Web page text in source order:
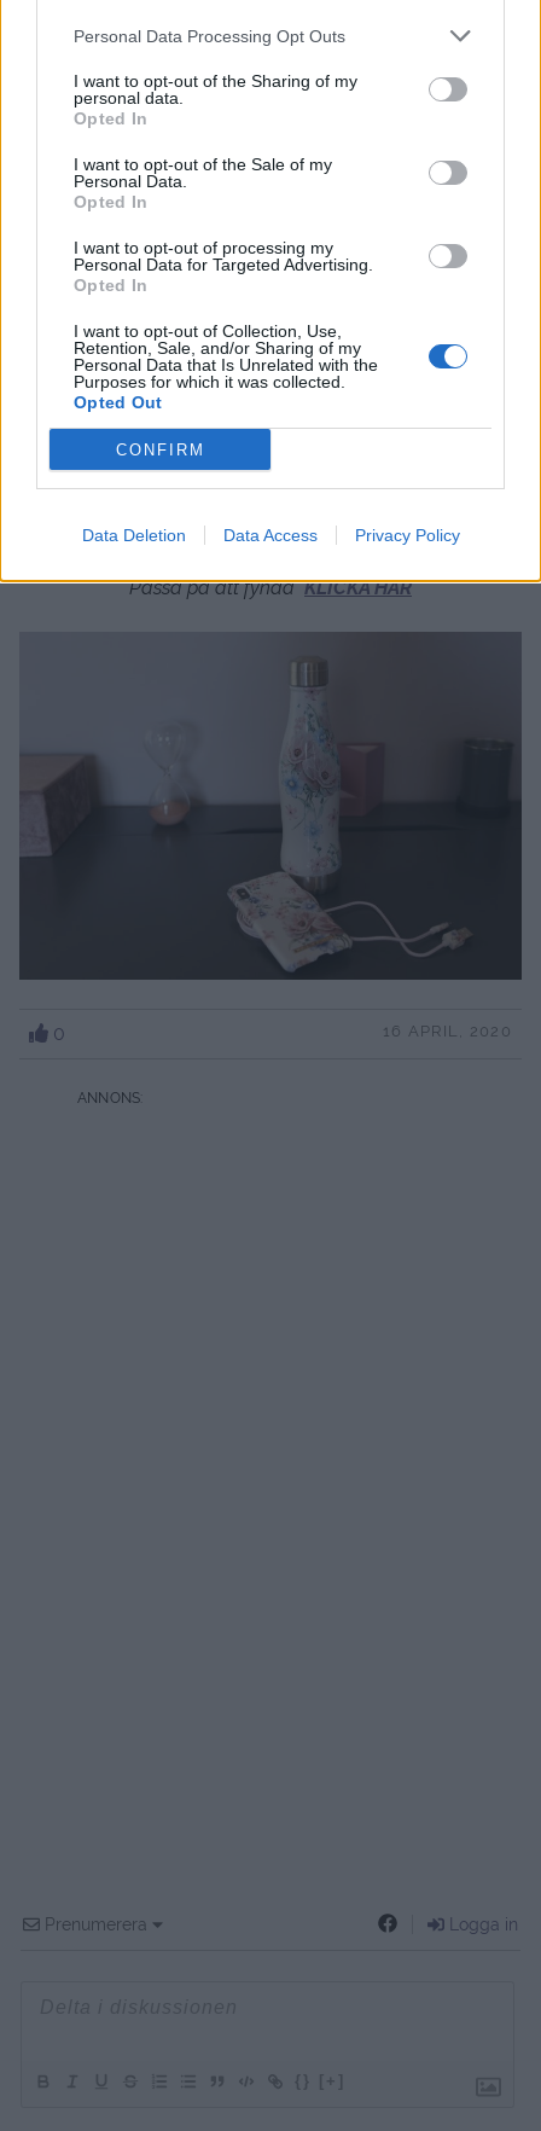
Personal Data Processing Opt Outs
I want to opt-out of the Sharing of my
personal data.
Opted In
I want to opt-out of the Sale of my
Personal Data.
Opted In
I want to opt-out of processing my
Personal Data for Targeted Advertising.
Opted In
I want to opt-out of Collection, Use,
Retention, Sale, and/or Sharing of my
Personal Data that Is Unrelated with the
Purposes for which it was collected.
Opted Out
CONFIRM
Data Deletion Data Access Privacy Policy
Finns i blommigt, ljus marmor, mörk marmor , leo-mönster
Som sagt med koden ”JENNY15” får ni ytterligare 15%
Passa på att fyndaKLICKA HÄR
0 16 APRIL, 2020
Prenumerera Logga in
{} [+]